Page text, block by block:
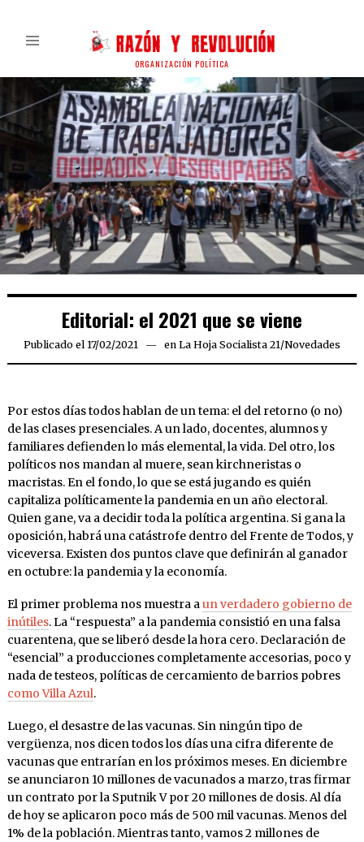
ORGANIZACIÓN POLÍTICA
Editorial: el 2021 que se viene
Publicado el 17/02/202117/02/2021
en La Hoja Socialista 21/Novedades
Por estos días todos hablan de un tema: el del retorno (o no)
de las clases presenciales. A un lado, docentes, alumnos y
familiares defienden lo más elemental, la vida. Del otro, los
políticos nos mandan al muere, sean kirchneristas o
macristas. En el fondo, lo que se está jugando es quién
capitaliza políticamente la pandemia en un año electoral.
Quien gane, va a decidir toda la política argentina. Si gana la
oposición, habrá una catástrofe dentro del Frente de Todos, y
viceversa. Existen dos puntos clave que definirán al ganador
en octubre: la pandemia y la economía.
El primer problema nos muestra aun verdadero gobierno de
inútiles. La “respuesta” a la pandemia consistió en una falsa
cuarentena, que se liberó desde la hora cero. Declaración de
“esencial” a producciones completamente accesorias, poco y
nada de testeos, políticas de cercamiento de barrios pobres
como Villa Azul.
Luego, el desastre de las vacunas. Sin ningún tipo de
vergüenza, nos dicen todos los días una cifra diferente de
vacunas que entrarían en los próximos meses. En diciembre
se anunciaron 10 millones de vacunados a marzo, tras firmar
un contrato por la Sputnik V por 20 millones de dosis. Al día
de hoy se aplicaron poco más de 500 mil vacunas. Menos del
1% de la población. Mientras tanto, vamos 2 millones de